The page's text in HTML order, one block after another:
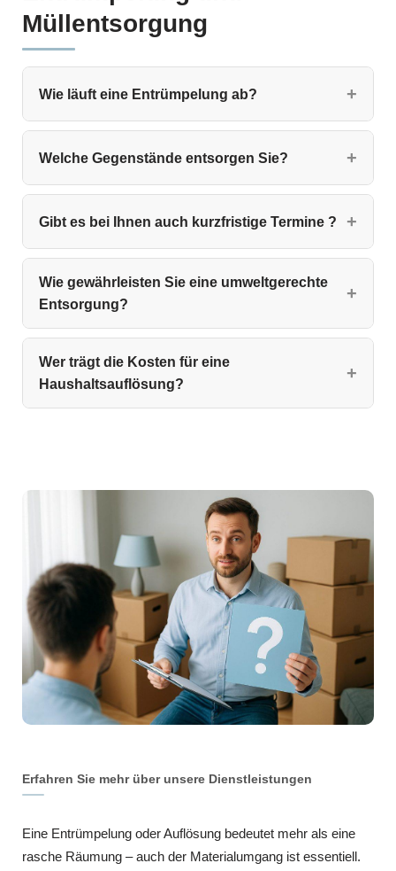
Müllentsorgung
Wie läuft eine Entrümpelung ab?
Welche Gegenstände entsorgen Sie?
Gibt es bei Ihnen auch kurzfristige Termine ?
Wie gewährleisten Sie eine umweltgerechte
Entsorgung?
Wer trägt die Kosten für eine
Haushaltsauflösung?
Erfahren Sie mehr über unsere Dienstleistungen
Eine Entrümpelung oder Auflösung bedeutet mehr als eine
rasche Räumung – auch der Materialumgang ist essentiell.